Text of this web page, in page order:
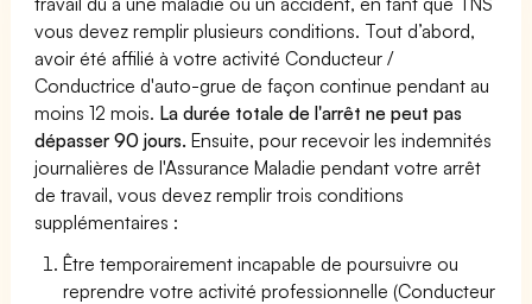
vous devez remplir plusieurs conditions. Tout d’abord,
avoir été affilié à votre activité Conducteur /
Conductrice d'auto-grue de façon continue pendant au
moins 12 mois. La durée totale de l'arrêt ne peut pas
dépasser 90 jours. Ensuite, pour recevoir les indemnités
journalières de l'Assurance Maladie pendant votre arrêt
de travail, vous devez remplir trois conditions
supplémentaires :
Être temporairement incapable de poursuivre ou
reprendre votre activité professionnelle (Conducteur